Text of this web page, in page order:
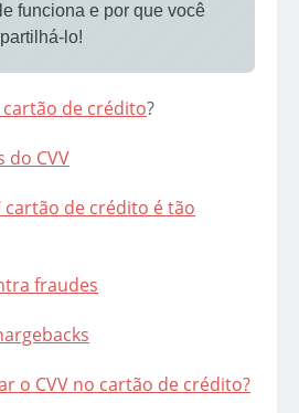
funciona e por que você
lo!
cartão de crédito?
do CVV
cartão de crédito é tão
fraudes
o CVV no cartão de crédito?